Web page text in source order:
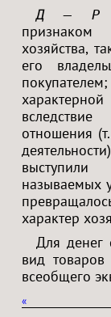
Д — Р
хозяйства,
его
отношения
называемых
характер
Для денег
вид
всеобщего
«